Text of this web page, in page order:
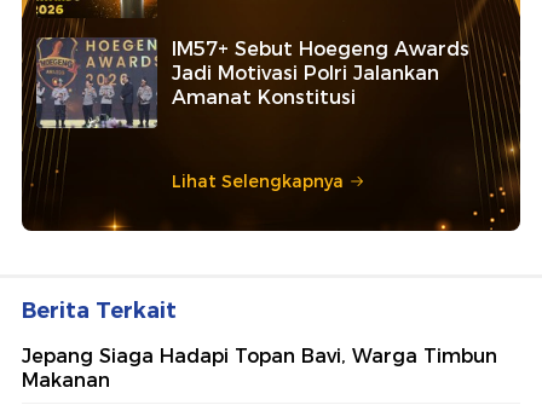
IM57+ Sebut Hoegeng Awards
Jadi Motivasi Polri Jalankan
Amanat Konstitusi
Lihat Selengkapnya
Berita Terkait
Jepang Siaga Hadapi Topan Bavi, Warga Timbun
Makanan